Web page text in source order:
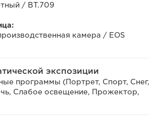
/ BT.709
камера / EOS
экспозиции
программы (Портрет, Спорт, Снег,
Слабое освещение, Прожектор,